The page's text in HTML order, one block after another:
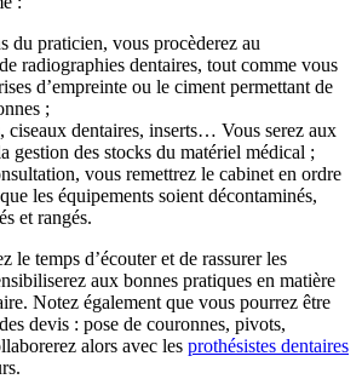
du praticien, vous procèderez au
radiographies dentaires, tout comme vous
d’empreinte ou le ciment permettant de
;
ciseaux dentaires, inserts… Vous serez aux
gestion des stocks du matériel médical ;
vous remettrez le cabinet en ordre
les équipements soient décontaminés,
et rangés.
le temps d’écouter et de rassurer les
aux bonnes pratiques en matière
Notez également que vous pourrez être
devis : pose de couronnes, pivots,
alors avec les prothésistes dentaires